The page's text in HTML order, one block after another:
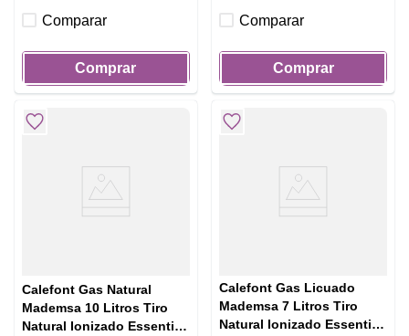
Comparar
Comprar
Comparar
Comprar
Calefont Gas Natural
Mademsa 10 Litros Tiro
Natural Ionizado Essential
Calefont Gas Licuado
Mademsa 7 Litros Tiro
Natural Ionizado Essential